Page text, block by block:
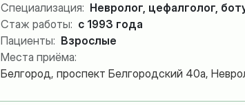
Специализация: Невролог, цефалголог,
Стаж работы: с 1993 года
Пациенты: Взрослые
Места приёма:
Белгород, проспект Белгородский 40а,